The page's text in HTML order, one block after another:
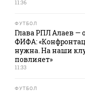
11:36
ФУТБОЛ
Глава РПЛ Алаев —
ФИФА:
нужна. На наши
повлияет»
11:33
ФУТБОЛ